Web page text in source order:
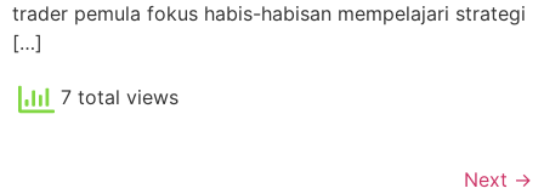
trader pemula fokus habis-habisan mempelajari strategi
[…]
7 total views
Next →